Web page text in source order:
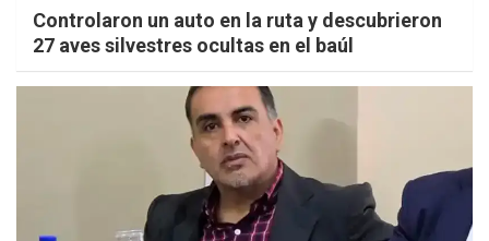
Controlaron un auto en la ruta y descubrieron
27 aves silvestres ocultas en el baúl